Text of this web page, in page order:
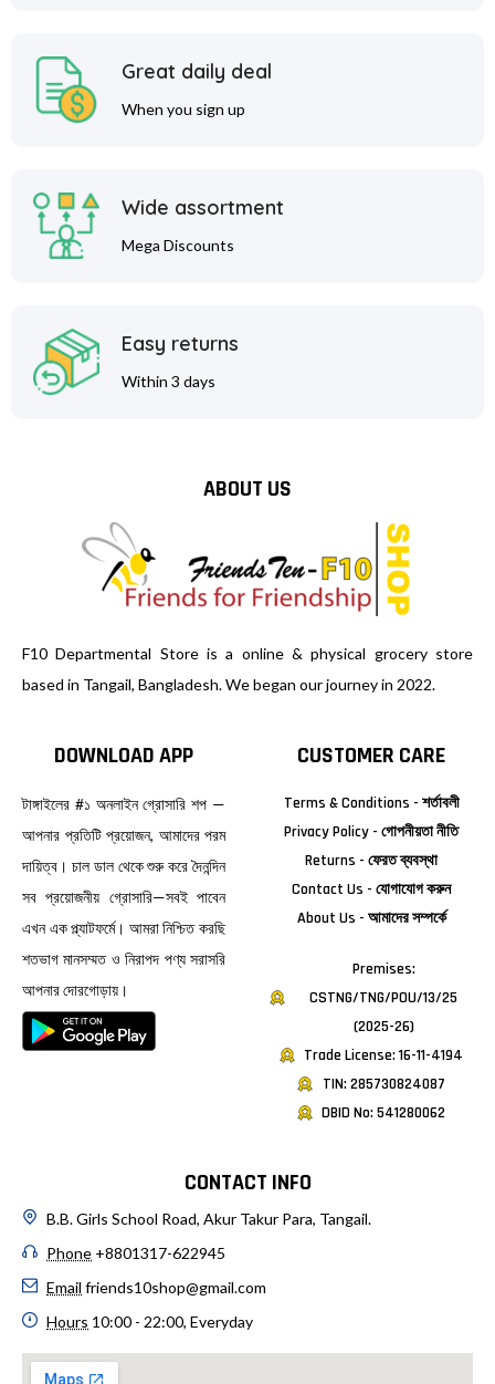
Great daily deal
When you sign up
Wide assortment
Mega Discounts
Easy returns
Within 3 days
ABOUT US
F10 Departmental Store is a online & physical grocery store
based in Tangail, Bangladesh. We began our journey in 2022.
DOWNLOAD APP
টাঙ্গাইলের #১ অনলাইন গ্রোসারি শপ —
আপনার প্রতিটি প্রয়োজন, আমাদের পরম
দায়িত্ব। চাল ডাল থেকে শুরু করে দৈনন্দিন
সব প্রয়োজনীয় গ্রোসারি—সবই পাবেন
এখন এক প্ল্যাটফর্মে। আমরা নিশ্চিত করছি
শতভাগ মানসম্মত ও নিরাপদ পণ্য সরাসরি
আপনার দোরগোড়ায়।
CUSTOMER CARE
Terms & Conditions - শর্তাবলী
Privacy Policy - গোপনীয়তা নীতি
Returns - ফেরত ব্যবস্থা
Contact Us - যোগাযোগ করুন
About Us - আমাদের সম্পর্কে
Premises:
CSTNG/TNG/POU/13/25
(2025-26)
Trade License: 16-11-4194
TIN: 285730824087
DBID No: 541280062
CONTACT INFO
B.B. Girls School Road, Akur Takur Para, Tangail.
Phone +8801317-622945
Email friends10shop@gmail.com
Hours 10:00 - 22:00, Everyday